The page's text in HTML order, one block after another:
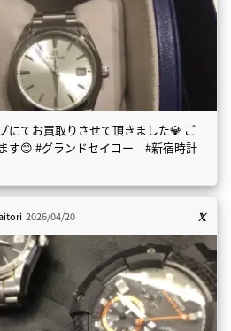
にてお買取りさせて頂きました💎 ご
す😊 #グランドセイコー #新宿時計
2026/04/20